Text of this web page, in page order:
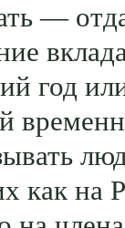
—
год
как на